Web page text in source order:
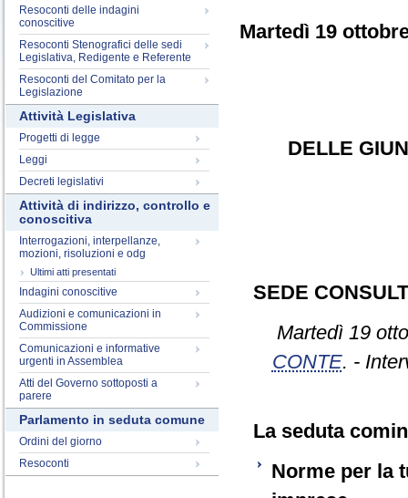
Resoconti delle indagini
conoscitive
Resoconti Stenografici delle sedi
Legislativa, Redigente e Referente
Resoconti del Comitato per la
Legislazione
Attività Legislativa
Progetti di legge
Leggi
Decreti legislativi
Attività di indirizzo, controllo e
conoscitiva
Interrogazioni, interpellanze,
mozioni, risoluzioni e odg
Ultimi atti presentati
Indagini conoscitive
Audizioni e comunicazioni in
Commissione
Comunicazioni e informative
urgenti in Assemblea
Atti del Governo sottoposti a
parere
Parlamento in seduta comune
Ordini del giorno
Resoconti
Martedì 19
DELLE
SEDE
Martedì 19
CONTE. -
La seduta
Norme per la